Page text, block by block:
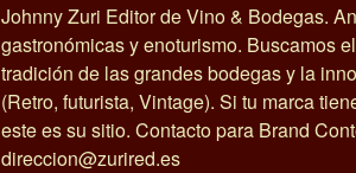
Johnny Zuri Editor de Vino & Bodegas.
gastronómicas y enoturismo. Buscamos
tradición de las grandes bodegas y la
(Retro, futurista, Vintage). Si tu marca
este es su sitio. Contacto para Brand
direccion@zurired.es